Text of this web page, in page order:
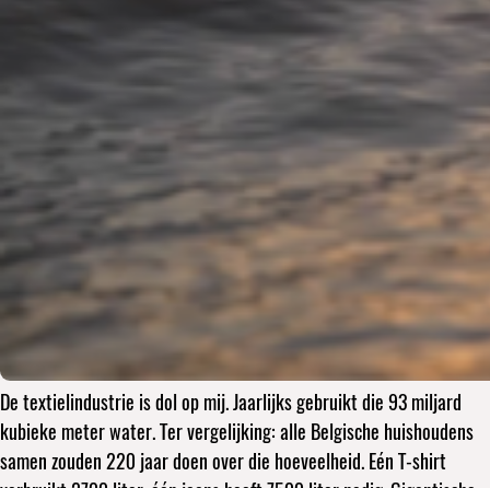
De textielindustrie is dol op mij. Jaarlijks gebruikt die 93 miljard
kubieke meter water. Ter vergelijking: alle Belgische huishoudens
samen zouden 220 jaar doen over die hoeveelheid. Eén T-shirt